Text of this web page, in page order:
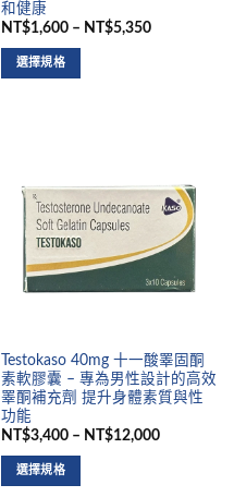
和健康
NT$1,600 – NT$5,350
選擇規格
Testokaso 40mg 十一酸睪固酮
素軟膠囊 – 專為男性設計的高效
睪酮補充劑 提升身體素質與性
功能
NT$3,400 – NT$12,000
選擇規格